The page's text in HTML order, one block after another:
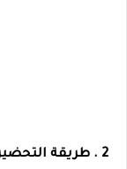
2 . طريقة التحضير